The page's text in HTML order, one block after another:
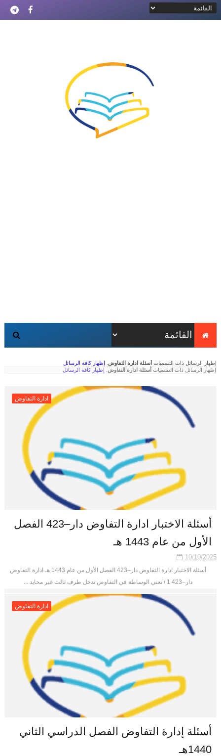
‏إظهار الرسائل ذات التسميات أسئلة ادارة التفاوض
إظهار كافة الرسائل
‏إظهار الرسائل ذات التسميات أسئلة ادارة التفاوض إظهار كافة الرسائل
ادارة التفاوض
أسئلة الاختبار ادارة التفاوض دار–423 الفصل
الأول من عام 1443 هـ
10/10/2025
أسئلة الاختبار ادارة التفاوض دار–423 الفصل الأول من عام 1443 هـ ادارة التفاوض
دار–423 1 / تعني الوساطة في التفاوض تدخل طرف ثالث غير محايد ...
ادارة التفاوض
أسئلة إدارة التفاوض الفصل الدراسي الثاني
1440هـ